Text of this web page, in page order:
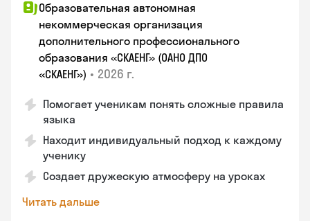
Образовательная автономная
некоммерческая организация
дополнительного профессионального
образования «СКАЕНГ» (ОАНО ДПО
«СКАЕНГ») • 2026 г.
Помогает ученикам понять сложные правила
языка
Находит индивидуальный подход к каждому
ученику
Создает дружескую атмосферу на уроках
Читать дальше